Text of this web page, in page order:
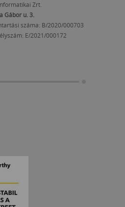
Zrt.
Gábor u. 3.
száma: B/2020/000703
E/2021/000172